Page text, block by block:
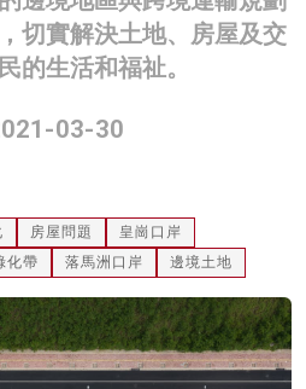
切實解決土地、房屋及交
的生活和福祉。
03-30
房屋問題
皇崗口岸
化帶 落馬洲口岸 邊境土地